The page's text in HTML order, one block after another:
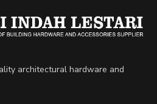
architectural hardware and